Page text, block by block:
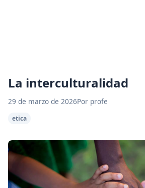
La interculturalidad
29 de marzo de 2026Por profe
etica